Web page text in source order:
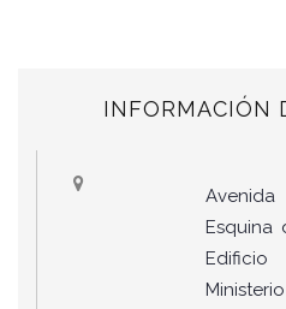
INFORMACIÓN
Esquina